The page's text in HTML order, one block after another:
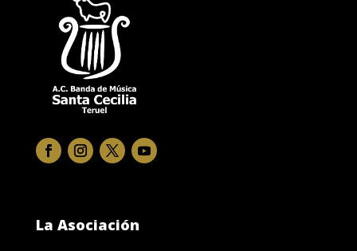
La Asociación